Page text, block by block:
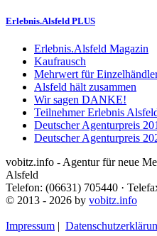
Erlebnis.Alsfeld PLUS
Erlebnis.Alsfeld Magazin
Kaufrausch
Mehrwert für
Alsfeld hält zusammen
Wir sagen DANKE!
Teilnehmer Erlebnis
Deutscher Agenturpreis
Deutscher Agenturpreis
vobitz.info - Agentur für neue
Alsfeld
Telefon: (06631) 705440 ·
© 2013 - 2026 by vobitz.info
Impressum |